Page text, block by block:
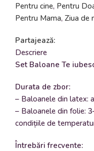
Pentru cine, Pentru
Pentru Mama, Ziua de
Partajează:
Descriere
Set Baloane Te
Durata de zbor:
– Baloanele din latex:
– Baloanele din folie:
condițiile de
Întrebări frecvente: